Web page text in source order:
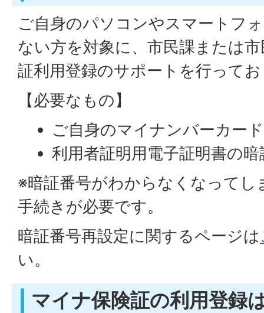
ご自身のパソコンやスマートフ
ない方を対象に、市民課または
証利用登録のサポートを行って
【必要なもの】
ご自身のマイナンバーカード
利用者証明用電子証明書の
※暗証番号がわからなくなってし
手続きが必要です。
暗証番号再設定に関するページは
い。
マイナ保険証の利用登録